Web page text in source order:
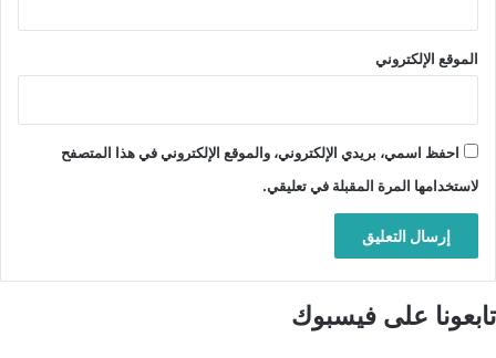
الموقع الإلكتروني
احفظ اسمي، بريدي الإلكتروني، والموقع الإلكتروني في هذا المتصفح
لاستخدامها المرة المقبلة في تعليقي.
تابعونا على فيسبوك